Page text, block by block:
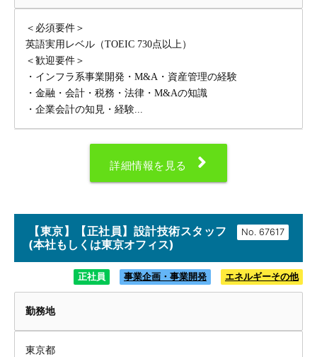
＜必須要件＞
英語実用レベル（TOEIC 730点以上）
＜歓迎要件＞
・インフラ系事業開発・M&A・資産管理の経験
・金融・会計・税務・法律・M&Aの知識
・企業会計の知見・経験...
詳細情報を見る
No.
【東京】【正社員】設計技術スタッフ
(本社もしくは東京オフィス)
正社員 事業企画・事業開発 エネルギーその他
勤務地
東京都